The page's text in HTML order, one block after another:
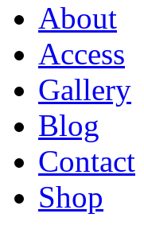
About
Access
Gallery
Blog
Contact
Shop